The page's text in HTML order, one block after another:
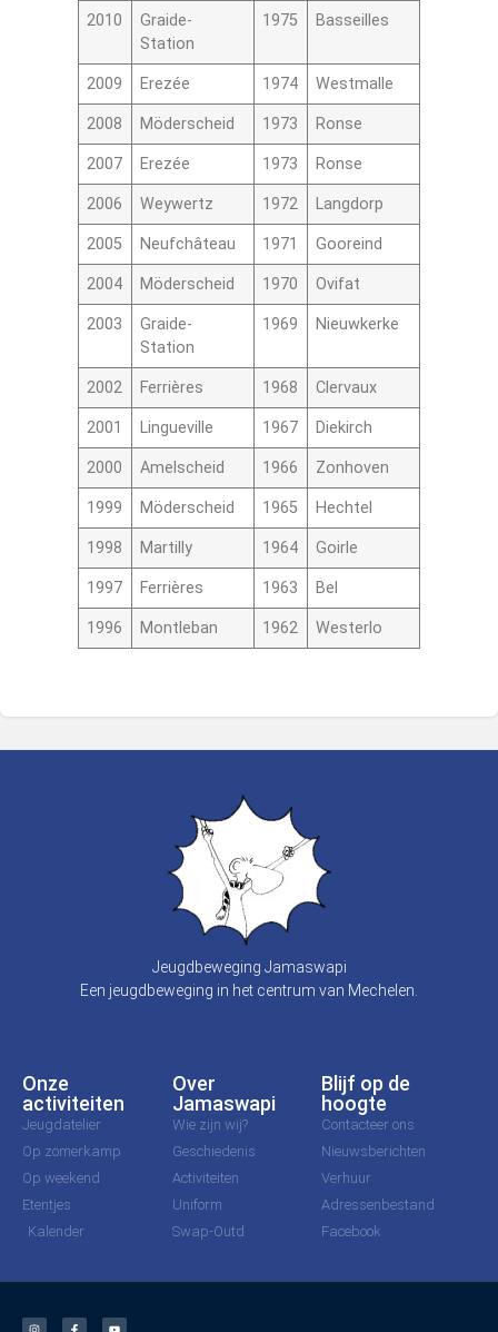
2010
Graide-
Station
1975 Basseilles
2009 Erezée 1974 Westmalle
2008 Möderscheid 1973 Ronse
2007 Erezée 1973 Ronse
2006 Weywertz 1972 Langdorp
2005 Neufchâteau 1971 Gooreind
2004 Möderscheid 1970 Ovifat
2003
Graide-
Station
1969 Nieuwkerke
2002 Ferrières 1968 Clervaux
2001 Lingueville 1967 Diekirch
2000 Amelscheid 1966 Zonhoven
1999 Möderscheid 1965 Hechtel
1998 Martilly 1964 Goirle
1997 Ferrières 1963 Bel
1996 Montleban 1962 Westerlo
Jeugdbeweging Jamaswapi
Een jeugdbeweging in het centrum van Mechelen.
Onze
activiteiten
Jeugdatelier
Op zomerkamp
Op weekend
Etentjes
Kalender
Over
Jamaswapi
Wie zijn wij?
Geschiedenis
Activiteiten
Uniform
Swap-Outd
Blijf op de
hoogte
Contacteer ons
Nieuwsberichten
Verhuur
Adressenbestand
Facebook